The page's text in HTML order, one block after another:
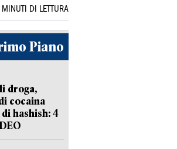
DI LETTURA
Piano
droga,
cocaina
hashish: 4